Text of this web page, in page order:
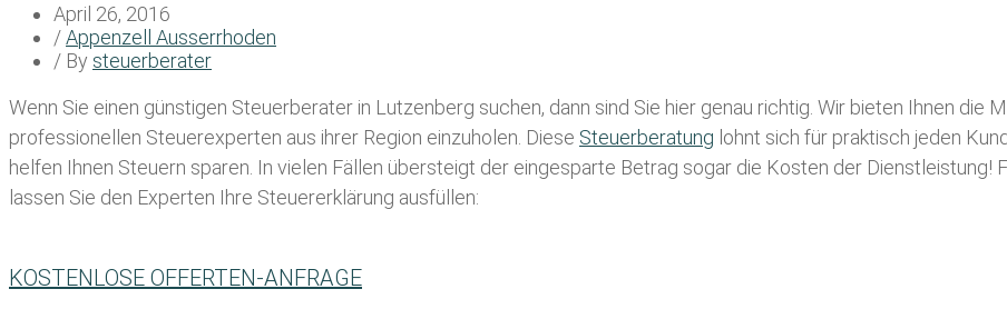
April 26, 2016
/Appenzell Ausserrhoden
/ By steuerberater
Wenn Sie einen günstigen Steuerberater in Lutzenberg suchen, dann sind Sie hier genau richtig. Wir bieten Ihnen die
professionellen Steuerexperten aus ihrer Region einzuholen. Diese Steuerberatung lohnt sich für praktisch jeden
helfen Ihnen Steuern sparen. In vielen Fällen übersteigt der eingesparte Betrag sogar die Kosten der Dienstleistung!
lassen Sie den Experten Ihre Steuererklärung ausfüllen:
KOSTENLOSE OFFERTEN-ANFRAGE